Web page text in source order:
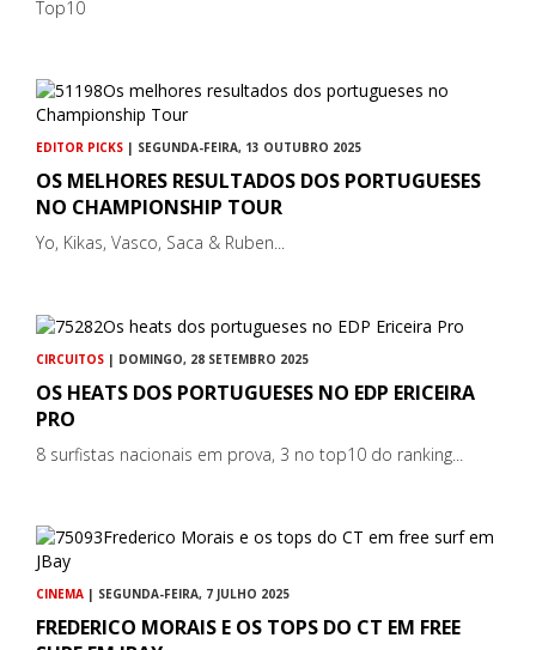
Top10
EDITOR PICKS | SEGUNDA-FEIRA, 13 OUTUBRO 2025
OS MELHORES RESULTADOS DOS PORTUGUESES
NO CHAMPIONSHIP TOUR
Yo, Kikas, Vasco, Saca & Ruben...
CIRCUITOS | DOMINGO, 28 SETEMBRO 2025
OS HEATS DOS PORTUGUESES NO EDP ERICEIRA
PRO
8 surfistas nacionais em prova, 3 no top10 do ranking...
CINEMA | SEGUNDA-FEIRA, 7 JULHO 2025
FREDERICO MORAIS E OS TOPS DO CT EM FREE